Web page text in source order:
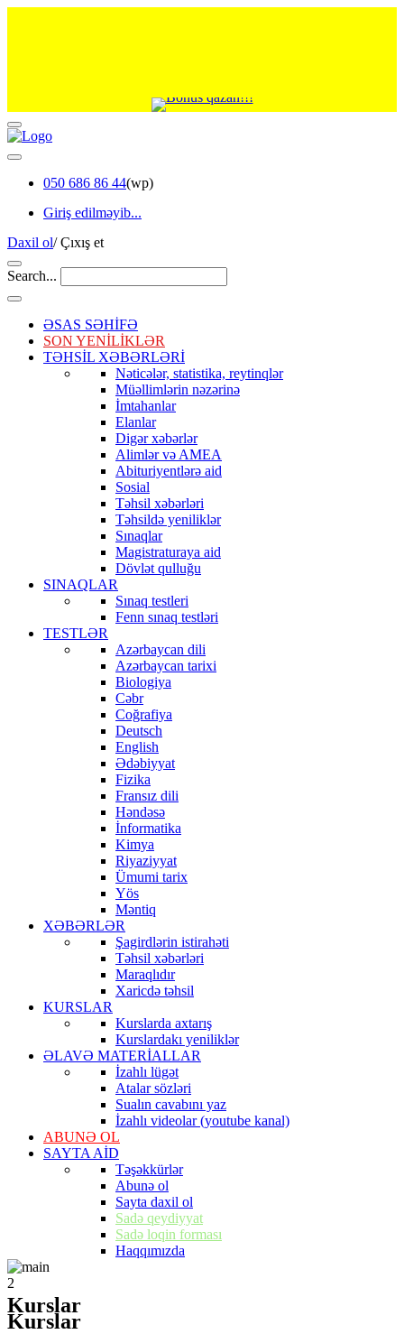
050 686 86 44(wp)
Giriş edilməyib...
Daxil ol/Çıxış et
Search...
ƏSAS SƏHİFƏ
SON YENİLİKLƏR
TƏHSİL XƏBƏRLƏRİ
Nəticələr, statistika, reytinqlər
Müəllimlərin nəzərinə
İmtahanlar
Elanlar
Digər xəbərlər
Alimlər və AMEA
Abituriyentlərə aid
Sosial
Təhsil xəbərləri
Təhsildə yeniliklər
Sınaqlar
Magistraturaya aid
Dövlət qulluğu
SINAQLAR
Sınaq testleri
Fenn sınaq testləri
TESTLƏR
Azərbaycan dili
Azərbaycan tarixi
Biologiya
Cəbr
Coğrafiya
Deutsch
English
Ədəbiyyat
Fizika
Fransız dili
Həndəsə
İnformatika
Kimya
Riyaziyyat
Ümumi tarix
Yös
Məntiq
XƏBƏRLƏR
Şagirdlərin istirahəti
Təhsil xəbərləri
Maraqlıdır
Xaricdə təhsil
KURSLAR
Kurslarda axtarış
Kurslardakı yeniliklər
ƏLAVƏ MATERİALLAR
İzahlı lügət
Atalar sözləri
Sualın cavabını yaz
İzahlı videolar (youtube kanal)
ABUNƏ OL
SAYTA AİD
Təşəkkürlər
Abunə ol
Sayta daxil ol
Sadə qeydiyyat
Sadə loqin forması
Haqqımızda
Kurslar
2
Kurslar